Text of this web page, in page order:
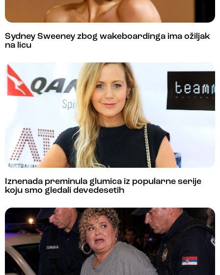
Sydney Sweeney zbog wakeboardinga ima ožiljak
na licu
Iznenada preminula glumica iz popularne serije
koju smo gledali devedesetih